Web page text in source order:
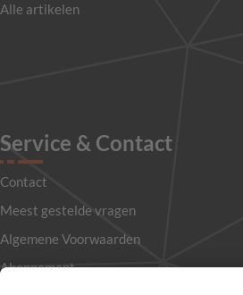
Alle artikelen
Service & Contact
Contact
Meest gestelde vragen
Algemene Voorwaarden
Abonnement